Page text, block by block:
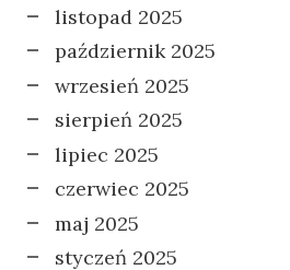
listopad 2025
październik 2025
wrzesień 2025
sierpień 2025
lipiec 2025
czerwiec 2025
maj 2025
styczeń 2025